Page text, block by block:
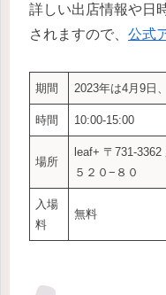
詳しい出店情報や日
されますので、 公式
期間 2023年は4月9日
時間 10:00-15:00
場所
leaf+ 〒731-
５２０−８０
入場
料
無料